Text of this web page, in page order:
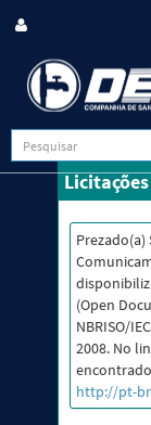
Licitações
Prezado(a)
(Open
NBRISO/
2008. No
http://pt-